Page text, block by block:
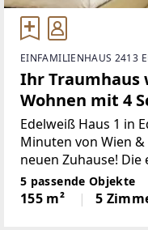
EINFAMILIENHAUS 2413
Ihr Traumhaus
Wohnen mit 4
Garten nahe
Edelweiß Haus 1 in
Minuten von Wien
neuen Zuhause!
vereint zeitloses
und smarte Technik
5 passende Objekte
155 m² 5